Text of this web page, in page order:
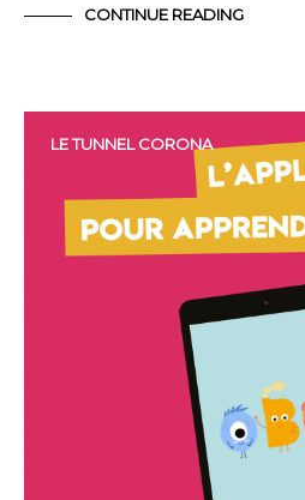
CONTINUE READING
LE TUNNEL CORONA